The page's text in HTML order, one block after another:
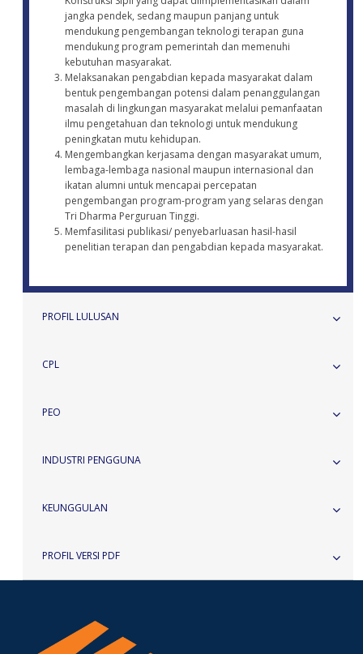
jangka pendek, sedang maupun panjang untuk
mendukung pengembangan teknologi terapan guna
mendukung program pemerintah dan memenuhi
kebutuhan masyarakat.
Melaksanakan pengabdian kepada masyarakat dalam
bentuk pengembangan potensi dalam penanggulangan
masalah di lingkungan masyarakat melalui pemanfaatan
ilmu pengetahuan dan teknologi untuk mendukung
peningkatan mutu kehidupan.
Mengembangkan kerjasama dengan masyarakat umum,
lembaga-lembaga nasional maupun internasional dan
ikatan alumni untuk mencapai percepatan
pengembangan program-program yang selaras dengan
Tri Dharma Perguruan Tinggi.
Memfasilitasi publikasi/ penyebarluasan hasil-hasil
penelitian terapan dan pengabdian kepada masyarakat.
PROFIL LULUSAN
CPL
PEO
INDUSTRI PENGGUNA
KEUNGGULAN
PROFIL VERSI PDF